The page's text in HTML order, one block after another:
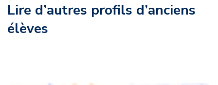
Lire d’autres profils d’anciens
élèves